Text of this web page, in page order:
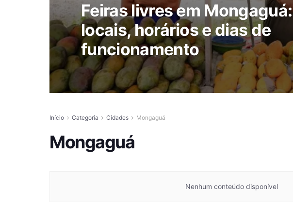
Feiras livres em Mongaguá:
locais, horários e dias de
funcionamento
Início Categoria Cidades Mongaguá
Mongaguá
Nenhum conteúdo disponível